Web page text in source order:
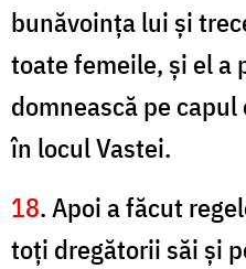
bunăvoinţa lui şi
toate femeile, şi el a
domnească pe
în locul Vastei.
18. Apoi a făcut
toţi dregătorii săi şi